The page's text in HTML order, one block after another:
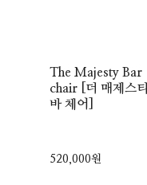
The Majesty Bar
chair [더 매제스티
바 체어]
520,000원